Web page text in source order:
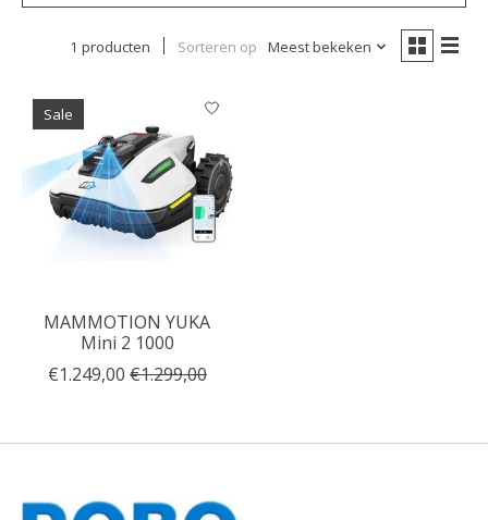
1 producten Sorteren op Meest bekeken
Sale
MAMMOTION YUKA
Mini 2 1000
€1.249,00 €1.299,00